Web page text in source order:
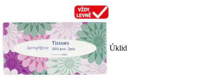
Úklid